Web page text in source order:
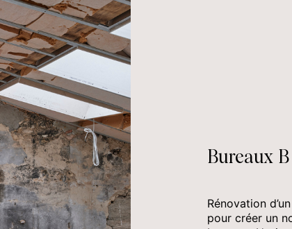
Bureaux B
Rénovation
pour créer un